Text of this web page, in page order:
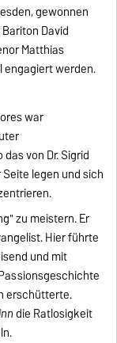
gewonnen
David
Matthias
engagiert werden.
war
von Dr. Sigrid
legen und sich
zu meistern. Er
Hier führte
und mit
erschütterte.
die Ratlosigkeit